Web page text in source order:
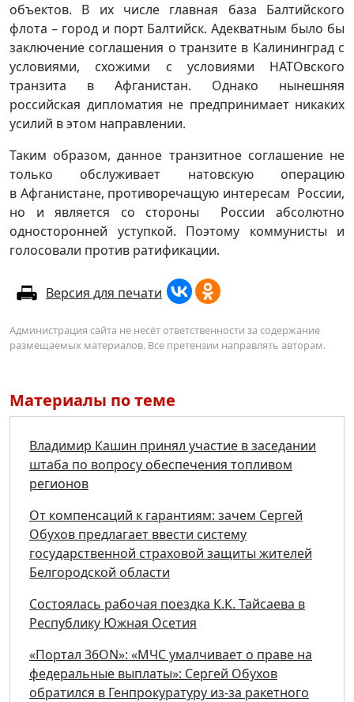
объектов. В их числе главная база Балтийского
флота – город и порт Балтийск. Адекватным было бы
заключение соглашения о транзите в Калининград с
условиями, схожими с условиями НАТОвского
транзита в Афганистан. Однако нынешняя
российская дипломатия не предпринимает никаких
усилий в этом направлении.
Таким образом, данное транзитное соглашение не
только обслуживает натовскую операцию
в Афганистане, противоречащую интересам России,
но и является со стороны России абсолютно
односторонней уступкой. Поэтому коммунисты и
голосовали против ратификации.
Версия для печати
Администрация сайта не несёт ответственности за содержание
размещаемых материалов. Все претензии направлять авторам.
Материалы по теме
Владимир Кашин принял участие в заседании
штаба по вопросу обеспечения топливом
регионов
От компенсаций к гарантиям: зачем Сергей
Обухов предлагает ввести систему
государственной страховой защиты жителей
Белгородской области
Состоялась рабочая поездка К.К. Тайсаева в
Республику Южная Осетия
«Портал 36ON»: «МЧС умалчивает о праве на
федеральные выплаты»: Сергей Обухов
обратился в Генпрокуратуру из-за ракетного